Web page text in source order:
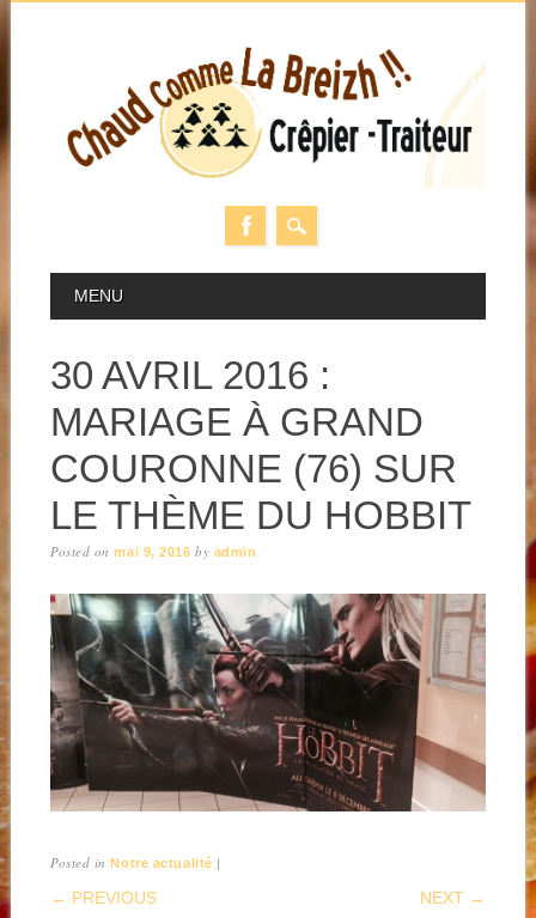
MAIN MENU
MENU
30 AVRIL 2016 :
MARIAGE À GRAND
COURONNE (76) SUR
LE THÈME DU HOBBIT
Posted onmai 9, 2016 by admin
Posted inNotre actualité |
POST NAVIGATION
← PREVIOUS NEXT →